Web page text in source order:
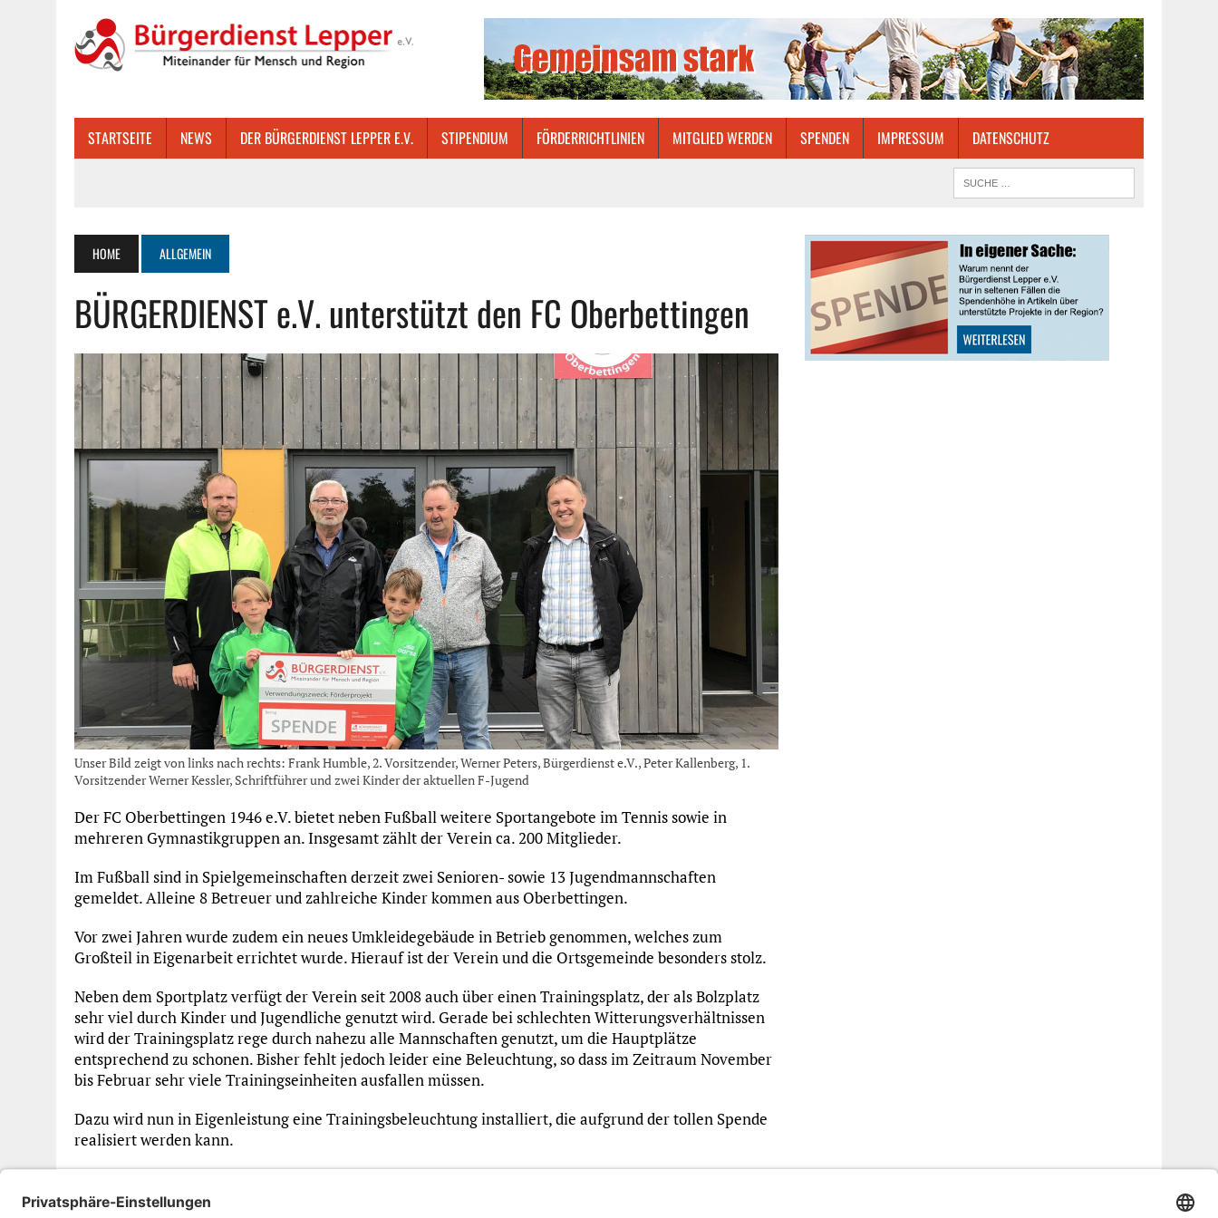
STARTSEITE NEWS DER BÜRGERDIENST LEPPER E.V. STIPENDIUM FÖRDERRICHTLINIEN MITGLIED WERDEN SPENDEN IMPRESSUM DATENSCHUTZ
HOME ALLGEMEIN
BÜRGERDIENST e.V. unterstützt den FC Oberbettingen
Unser Bild zeigt von links nach rechts: Frank Humble, 2. Vorsitzender, Werner Peters, Bürgerdienst e.V., Peter Kallenberg, 1.
Vorsitzender Werner Kessler, Schriftführer und zwei Kinder der aktuellen F-Jugend
Der FC Oberbettingen 1946 e.V. bietet neben Fußball weitere Sportangebote im Tennis sowie in
mehreren Gymnastikgruppen an. Insgesamt zählt der Verein ca. 200 Mitglieder.
Im Fußball sind in Spielgemeinschaften derzeit zwei Senioren- sowie 13 Jugendmannschaften
gemeldet. Alleine 8 Betreuer und zahlreiche Kinder kommen aus Oberbettingen.
Vor zwei Jahren wurde zudem ein neues Umkleidegebäude in Betrieb genommen, welches zum
Großteil in Eigenarbeit errichtet wurde. Hierauf ist der Verein und die Ortsgemeinde besonders stolz.
Neben dem Sportplatz verfügt der Verein seit 2008 auch über einen Trainingsplatz, der als Bolzplatz
sehr viel durch Kinder und Jugendliche genutzt wird. Gerade bei schlechten Witterungsverhältnissen
wird der Trainingsplatz rege durch nahezu alle Mannschaften genutzt, um die Hauptplätze
entsprechend zu schonen. Bisher fehlt jedoch leider eine Beleuchtung, so dass im Zeitraum November
bis Februar sehr viele Trainingseinheiten ausfallen müssen.
Dazu wird nun in Eigenleistung eine Trainingsbeleuchtung installiert, die aufgrund der tollen Spende
realisiert werden kann.
großzügige Unterstützung!